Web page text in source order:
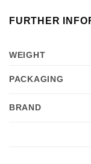
FURTHER
WEIGHT
PACKAGING
BRAND